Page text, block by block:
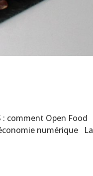
comment Open Food
numérique La